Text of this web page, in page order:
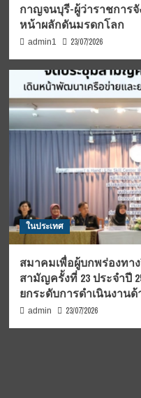
กาญจนบุรี-ผู้ว่าราชการ
หน้าผลักดันมรดกโลก
admin1 23/07/2026
ในประเทศ
สมาคมเพื่อผู้บกพร่องทา
สามัญครั้งที่ 23 ประจำปี
ยกระดับการดำเนินงาน
admin 23/07/2026